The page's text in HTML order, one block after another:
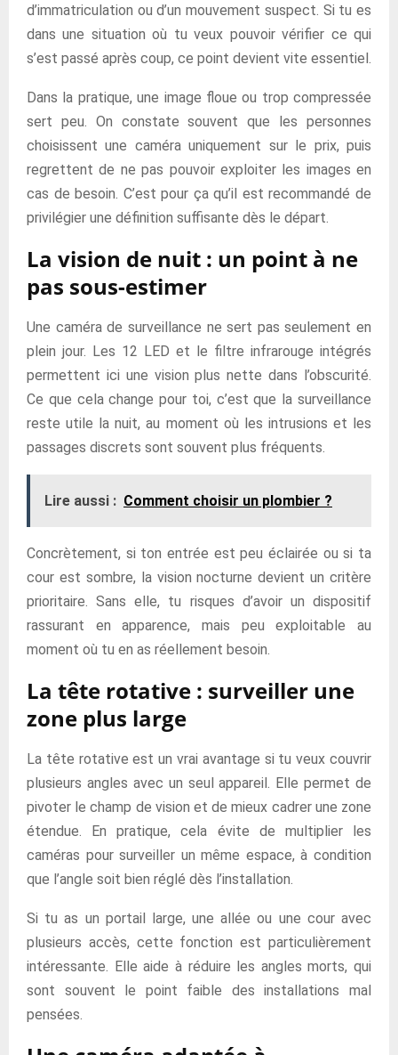
d’immatriculation ou d’un mouvement suspect. Si tu es
dans une situation où tu veux pouvoir vérifier ce qui
s’est passé après coup, ce point devient vite essentiel.
Dans la pratique, une image floue ou trop compressée
sert peu. On constate souvent que les personnes
choisissent une caméra uniquement sur le prix, puis
regrettent de ne pas pouvoir exploiter les images en
cas de besoin. C’est pour ça qu’il est recommandé de
privilégier une définition suffisante dès le départ.
La vision de nuit : un point à ne
pas sous-estimer
Une caméra de surveillance ne sert pas seulement en
plein jour. Les 12 LED et le filtre infrarouge intégrés
permettent ici une vision plus nette dans l’obscurité.
Ce que cela change pour toi, c’est que la surveillance
reste utile la nuit, au moment où les intrusions et les
passages discrets sont souvent plus fréquents.
Lire aussi : Comment choisir un plombier ?
Concrètement, si ton entrée est peu éclairée ou si ta
cour est sombre, la vision nocturne devient un critère
prioritaire. Sans elle, tu risques d’avoir un dispositif
rassurant en apparence, mais peu exploitable au
moment où tu en as réellement besoin.
La tête rotative : surveiller une
zone plus large
La tête rotative est un vrai avantage si tu veux couvrir
plusieurs angles avec un seul appareil. Elle permet de
pivoter le champ de vision et de mieux cadrer une zone
étendue. En pratique, cela évite de multiplier les
caméras pour surveiller un même espace, à condition
que l’angle soit bien réglé dès l’installation.
Si tu as un portail large, une allée ou une cour avec
plusieurs accès, cette fonction est particulièrement
intéressante. Elle aide à réduire les angles morts, qui
sont souvent le point faible des installations mal
pensées.